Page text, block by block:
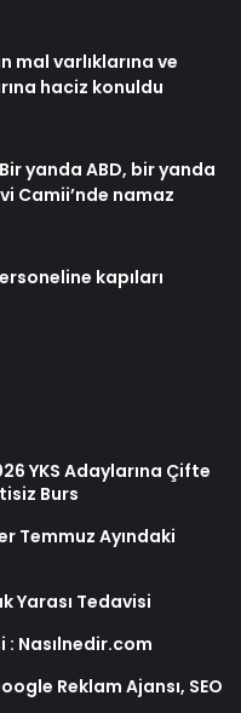
mal varlıklarına ve
haciz konuldu
yanda ABD, bir yanda
Camii’nde namaz
kapıları
YKS Adaylarına Çifte
Burs
Temmuz Ayındaki
Yarası Tedavisi
: Nasılnedir.com
Reklam Ajansı, SEO